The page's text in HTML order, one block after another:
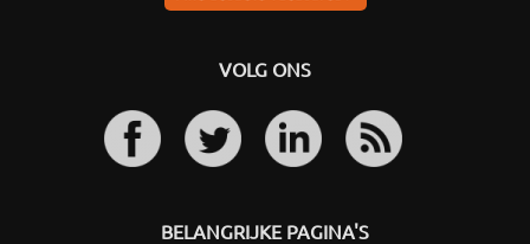
VOLG ONS
BELANGRIJKE PAGINA'S